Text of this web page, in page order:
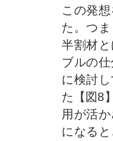
この発
た。つ
半割材
ブルの
に検討
た【図8
用が活
になる